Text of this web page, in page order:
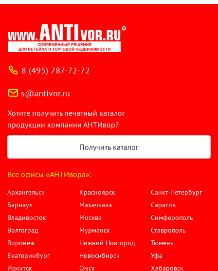
8 (495) 787-72-72
s@antivor.ru
Хотите получить печатный каталог
продукции компании АНТИвор?
Получить каталог
Все офисы «АНТИвора»:
Архангельск
Барнаул
Владивосток
Волгоград
Воронеж
Екатеринбург
Иркутск
Красноярск
Махачкала
Москва
Мурманск
Нижний Новгород
Новосибирск
Омск
Санкт-Петербург
Саратов
Симферополь
Ставрополь
Тюмень
Уфа
Хабаровск